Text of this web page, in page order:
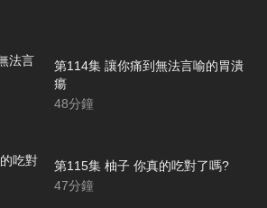
第114集 讓你痛到無法言喻的胃潰
瘍
48分鐘
第115集 柚子 你真的吃對了嗎?
47分鐘